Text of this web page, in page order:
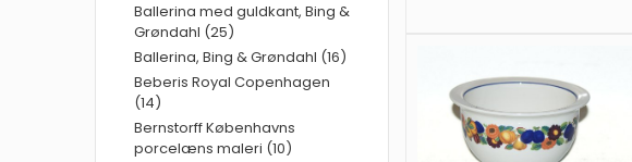
Ballerina med guldkant, Bing &
Grøndahl (25)
Ballerina, Bing & Grøndahl (16)
Beberis Royal Copenhagen
(14)
Bernstorff Københavns
porcelæns maleri (10)